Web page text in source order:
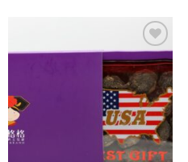
Add to
Wishlist